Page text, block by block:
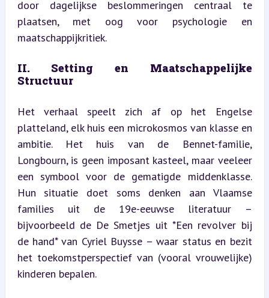
door dagelijkse beslommeringen centraal te
plaatsen, met oog voor psychologie en
maatschappijkritiek.
II. Setting en Maatschappelijke
Structuur
Het verhaal speelt zich af op het Engelse
platteland, elk huis een microkosmos van klasse en
ambitie. Het huis van de Bennet-familie,
Longbourn, is geen imposant kasteel, maar veeleer
een symbool voor de gematigde middenklasse.
Hun situatie doet soms denken aan Vlaamse
families uit de 19e-eeuwse literatuur –
bijvoorbeeld de De Smetjes uit *Een revolver bij
de hand* van Cyriel Buysse – waar status en bezit
het toekomstperspectief van (vooral vrouwelijke)
kinderen bepalen.